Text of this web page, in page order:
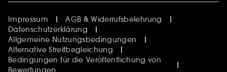
Impressum
AGB & Widerrufsbelehrung
Datenschutzerklärung
Allgemeine Nutzungsbedingungen
Alternative Streitbegleichung
Bedingungen für die Veröffentlichung von
Bewertungen